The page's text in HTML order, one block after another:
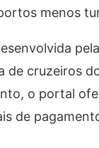
menos
pela
de cruzeiros
o portal
de